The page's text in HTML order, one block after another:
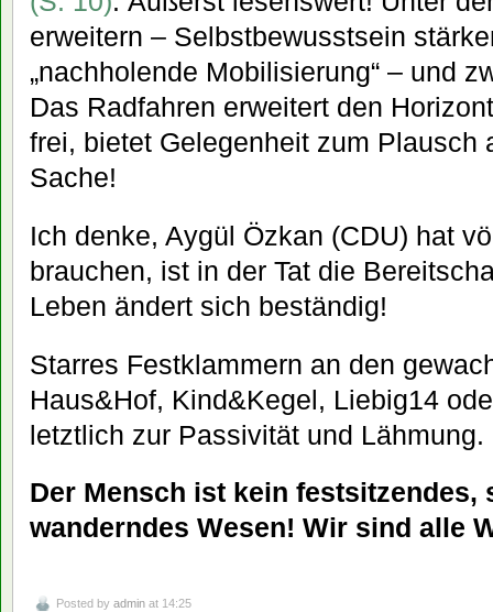
erweitern – Selbstbewusstsein
„nachholende Mobilisierung“ – und
Das Radfahren erweitert den
frei, bietet Gelegenheit zum Plausch
Sache!
Ich denke, Aygül Özkan (CDU) hat
brauchen, ist in der Tat die
Leben ändert sich beständig!
Starres Festklammern an den
Haus&Hof, Kind&Kegel, Liebig14
letztlich zur Passivität und Lähmung.
Der Mensch ist kein festsitzendes,
wanderndes Wesen! Wir sind alle
Posted by admin at 14:25